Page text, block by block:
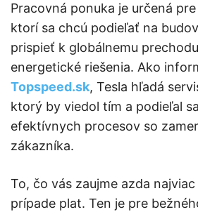
Pracovná ponuka je určená
ktorí sa chcú podieľať na
prispieť k globálnemu
energetické riešenia. Ako
Topspeed.sk, Tesla hľadá
ktorý by viedol tím a podieľal
efektívnych procesov so
zákazníka.
To, čo vás zaujme azda
prípade plat. Ten je pre